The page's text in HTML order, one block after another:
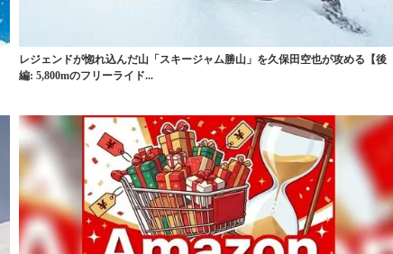
レジェンドが惚れ込んだ山「スキージャム勝山」を久保田空也が攻める【後
編: 5,800mのフリーライド...